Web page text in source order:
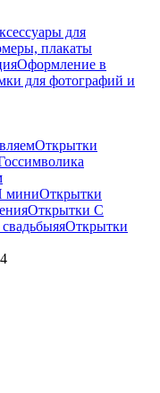
для
плакаты
Оформление в
для фотографий и
Открытки
Открытки
Открытки С
яяОткрытки